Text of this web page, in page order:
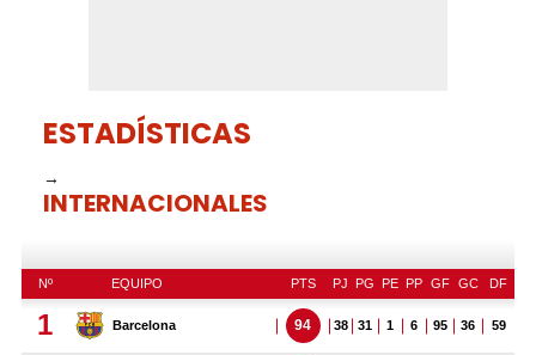
ESTADÍSTICAS
→
INTERNACIONALES